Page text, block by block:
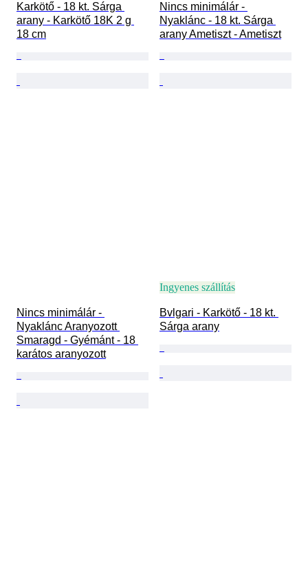
Karkötő - 18 kt. Sárga
arany - Karkötő 18K 2 g
18 cm
Nincs minimálár -
Nyaklánc - 18 kt. Sárga
arany Ametiszt - Ametiszt
Nincs minimálár -
Nyaklánc Aranyozott
Smaragd - Gyémánt - 18
karátos aranyozott
Ingyenes szállítás
Bvlgari - Karkötő - 18 kt.
Sárga arany